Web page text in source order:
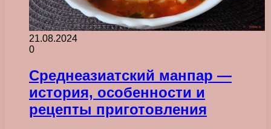
21.08.2024
0
Среднеазиатский манпар —
история, особенности и
рецепты приготовления